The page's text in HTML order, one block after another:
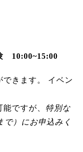
10:00~15:00
できます。 イベン
ですが、 特別な
で）にお申込みく